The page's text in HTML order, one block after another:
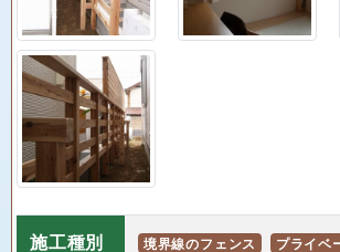
施工種別 境界線のフェンス
プライベ